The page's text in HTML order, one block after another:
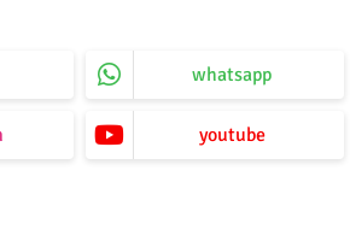
whatsapp
youtube